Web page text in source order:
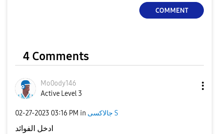
COMMENT
4 Comments
Mo0ody146
Active Level 3
‎02-27-2023 03:16 PM in جالاكسى S
ادخل الفوائد